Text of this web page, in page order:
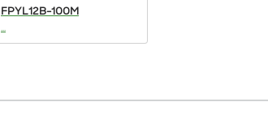
FPYL12B-100M
...